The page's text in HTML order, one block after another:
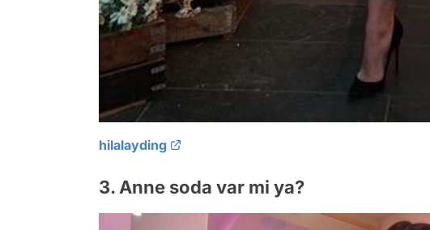
hilalayding
3. Anne soda var mi ya?